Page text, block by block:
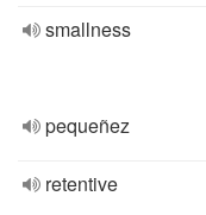
smallness
pequeñez
retentive